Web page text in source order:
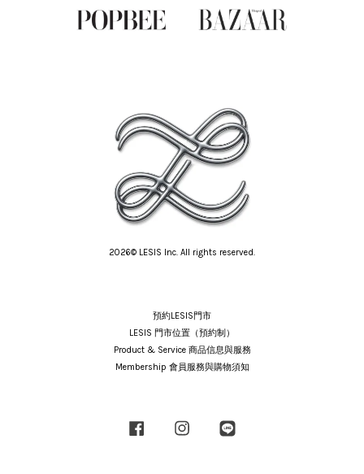
2026© LESIS Inc. All rights reserved.
預約LESIS門市
LESIS 門市位置（預約制）
Product & Service 商品信息與服務
Membership 會員服務與購物須知
Facebook Instagram